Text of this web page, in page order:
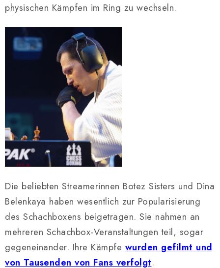
physischen Kämpfen im Ring zu wechseln.
Die beliebten Streamerinnen Botez Sisters und Dina
Belenkaya haben wesentlich zur Popularisierung
des Schachboxens beigetragen. Sie nahmen an
mehreren Schachbox-Veranstaltungen teil, sogar
gegeneinander. Ihre Kämpfe wurden gefilmt und
von Tausenden von Fans verfolgt.